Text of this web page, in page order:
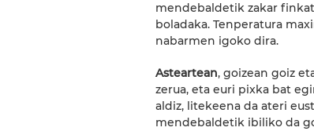
mendebaldetik zakar
boladaka. Tenperatura
nabarmen igoko dira.
Asteartean, goizean goiz
zerua, eta euri pixka bat
aldiz, litekeena da ateri
mendebaldetik ibiliko da